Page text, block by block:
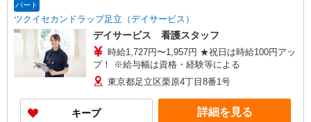
パート
ツクイセカンドラップ足立（デイサービス）
デイサービス 看護スタッフ
時給1,727円〜1,957円 ★祝日は時給100円アッ
プ！ ※給与幅は資格・経験等による
東京都足立区栗原4丁目8番1号
キープ 詳細を見る